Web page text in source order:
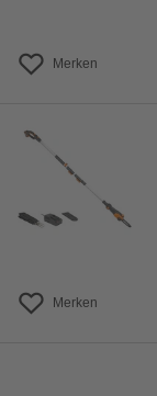
Merken
Merken